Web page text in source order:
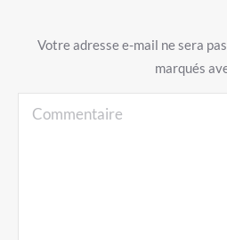
Votre adresse e-mail ne sera
marqués
Commentaire